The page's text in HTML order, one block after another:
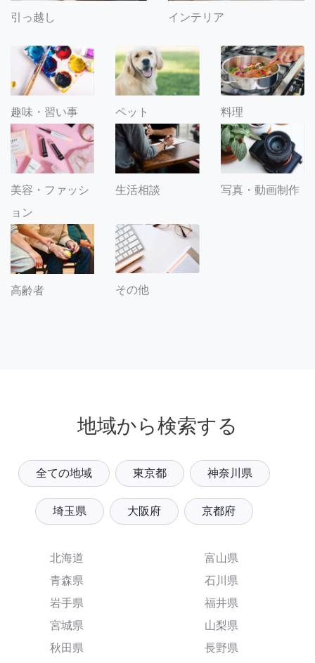
引っ越し インテリア
趣味・習い事 ペット 料理
美容・ファッシ
ョン
生活相談 写真・動画制作
高齢者 その他
地域から検索する
全ての地域 東京都 神奈川県
埼玉県 大阪府 京都府
北海道
青森県
岩手県
宮城県
秋田県
富山県
石川県
福井県
山梨県
長野県